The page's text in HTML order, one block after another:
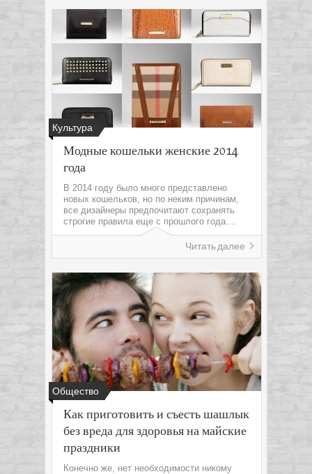
Культура
Модные кошельки женские 2014
года
В 2014 году было много представлено
новых кошельков, но по неким причинам,
все дизайнеры предпочитают сохранять
строгие правила еще с прошлого года....
Читать далее
Общество
Как приготовить и съесть шашлык
без вреда для здоровья на майские
праздники
Конечно же, нет необходимости никому